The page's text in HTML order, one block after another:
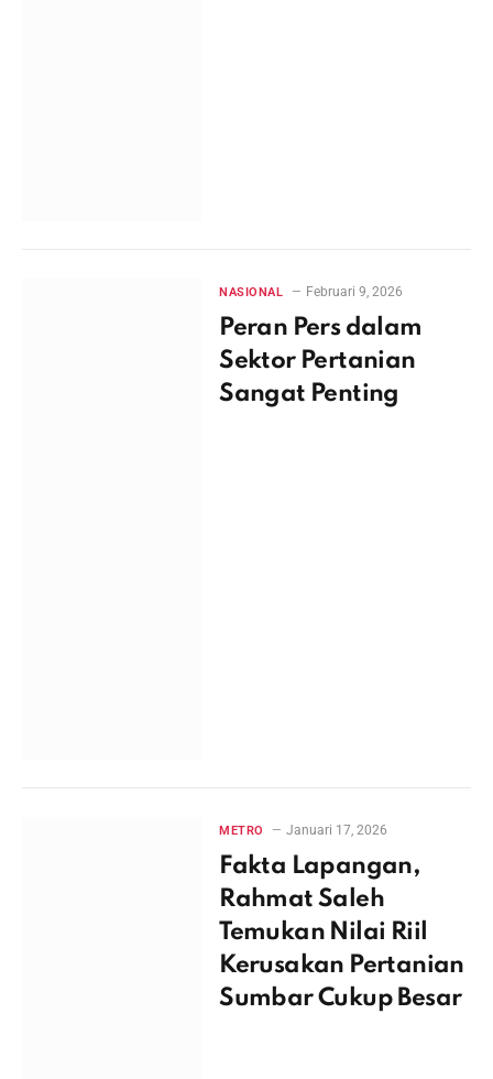
NASIONAL Februari 9, 2026
Peran Pers dalam
Sektor Pertanian
Sangat Penting
METRO Januari 17, 2026
Fakta Lapangan,
Rahmat Saleh
Temukan Nilai Riil
Kerusakan Pertanian
Sumbar Cukup Besar